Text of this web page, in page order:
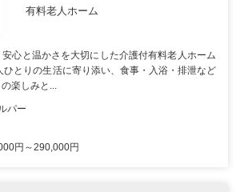
有料老人ホーム
心と温かさを大切にした介護付有料老人ホーム
ひとりの生活に寄り添い、食事・入浴・排泄など
楽しみと...
パー
円～290,000円